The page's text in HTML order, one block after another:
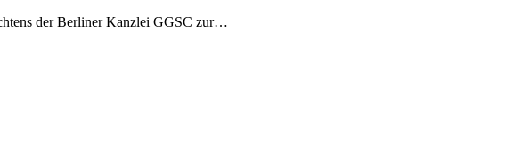
der Berliner Kanzlei GGSC zur…